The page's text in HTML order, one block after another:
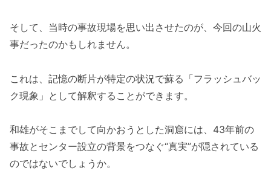
そして、当時の事故現場を思い出させたのが、今回の山火
事だったのかもしれません。
これは、記憶の断片が特定の状況で蘇る「フラッシュバッ
ク現象」として解釈することができます。
和雄がそこまでして向かおうとした洞窟には、43年前の
事故とセンター設立の背景をつなぐ“真実”が隠されている
のではないでしょうか。